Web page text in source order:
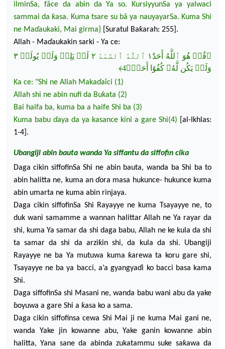
ilminSa, fãce da abin da Ya so. KursiyyunSa ya yalwaci
sammai da ƙasa. Kuma tsare su bã ya nauyayarSa. Kuma Shi
ne Maɗaukaki, Mai girma}[Suratul Baƙarah: 255].
Allah - Maɗaukakin sarki - Ya ce:
﴿قُلۡ ه
ُوَ ٱللَّهُ أَحَدٌ١ ٱللَّهُ ٱلصَّمَدُ ٢ لَمۡ يَلِدۡ وَلَمۡ يُولَدۡ ٣
وَلَمۡ يَكُن لَّهُۥ كُفُوًا أَحَدُۢ4﴾
Ka ce: "Shi ne Allah Makaɗaĩci (1)
Allah shi ne abin nufi da Buƙata (2)
Bai haifa ba, kuma ba a haife Shi ba (3)
Kuma babu ɗaya da ya kasance kini a gareShi(4) [al-Ikhlas:
1-4].
Ubangiji abin bauta wanda Ya siffantu da siffofin cika
Daga cikin siffofinSa Shi ne abin bauta, wanda ba Shi ba to
abin halitta ne, kuma anɗora masa hukunce- hukunce kuma
abin umarta ne kuma abin rinjaya.
Daga cikin siffofinSa Shi Rayayye ne kuma Tsayayye ne, to
duk wani samamme a wannan halittar Allah ne Ya rayar da
shi, kuma Ya samar da shi daga babu, Allah ne ke kula da shi
ta samar da shi da arziƙin shi, da kula da shi. Ubangiji
Rayayye ne ba Ya mutuwa kuma ƙarewa ta koru gare shi,
Tsayayye ne ba ya bacci, a’a gyangyaɗi ko bacci basa kama
Shi.
Daga siffofinSa shi Masani ne, wanda babu wani abu da yake
ɓoyuwa a gare Shi a ƙasa ko a sama.
Daga cikin siffofinsa cewa Shi Mai ji ne kuma Mai gani ne,
wanda Yake jin kowanne abu, Yake ganin kowanne abin
halitta, Yana sane da abinda zukatammu suke saƙawa da